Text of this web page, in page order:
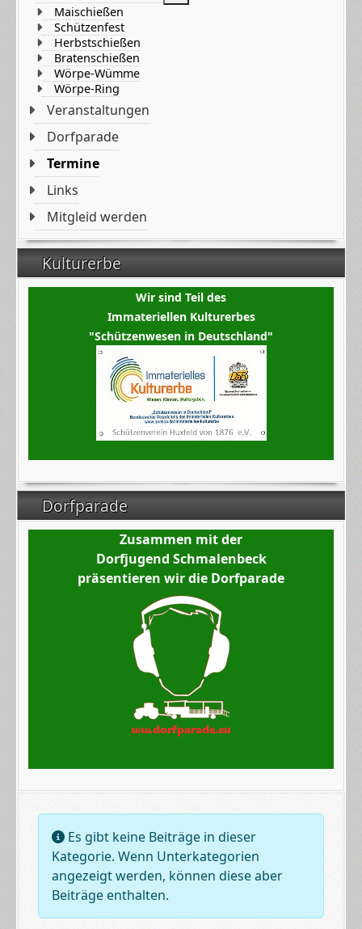
Maischießen
Schützenfest
Herbstschießen
Bratenschießen
Wörpe-Wümme
Wörpe-Ring
Veranstaltungen
Dorfparade
Termine
Links
Mitgleid werden
Kulturerbe
Wir sind Teil des
Immateriellen Kulturerbes
"Schützenwesen in Deutschland"
Dorfparade
Zusammen mit der
Dorfjugend Schmalenbeck
präsentieren wir die Dorfparade
Information
Es gibt keine Beiträge in dieser
Kategorie. Wenn Unterkategorien
angezeigt werden, können diese aber
Beiträge enthalten.